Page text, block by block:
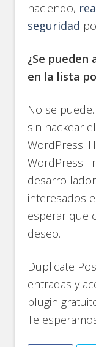
haciendo,
seguridad
¿Se pueden
en la lista
No se
sin hackear
WordPress.
WordPress
interesados
esperar que
deseo.
Duplicate
entradas y
plugin
Te